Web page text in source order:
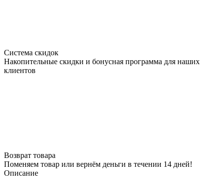
Система скидок
Накопительные скидки и бонусная программа для наших
клиентов
Возврат товара
Поменяем товар или вернём деньги в течении 14 дней!
Описание